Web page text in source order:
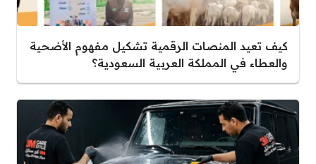
كيف تعيد المنصات الرقمية تشكيل مفهوم الأضحية
والعطاء في المملكة العربية السعودية؟